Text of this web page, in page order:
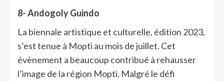
8- Andogoly Guindo
La biennale artistique et culturelle, édition 2023,
s’est tenue à Mopti au mois de juillet. Cet
évènement a beaucoup contribué à rehausser
l’image de la région Mopti. Malgré le défi